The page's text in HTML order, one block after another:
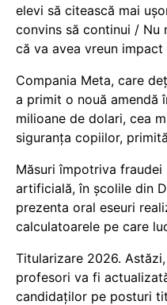
elevi să citească mai
convins să continui / Nu
că va avea vreun impact
Compania Meta, care
a primit o nouă amendă
milioane de dolari, cea
siguranța copiilor,
Măsuri împotriva
artificială, în școlile din
prezenta oral eseuri
calculatoarele pe care
Titularizare 2026.
profesori va fi
candidaților pe posturi